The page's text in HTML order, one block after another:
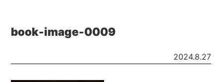
book-image-0009
2024.8.27